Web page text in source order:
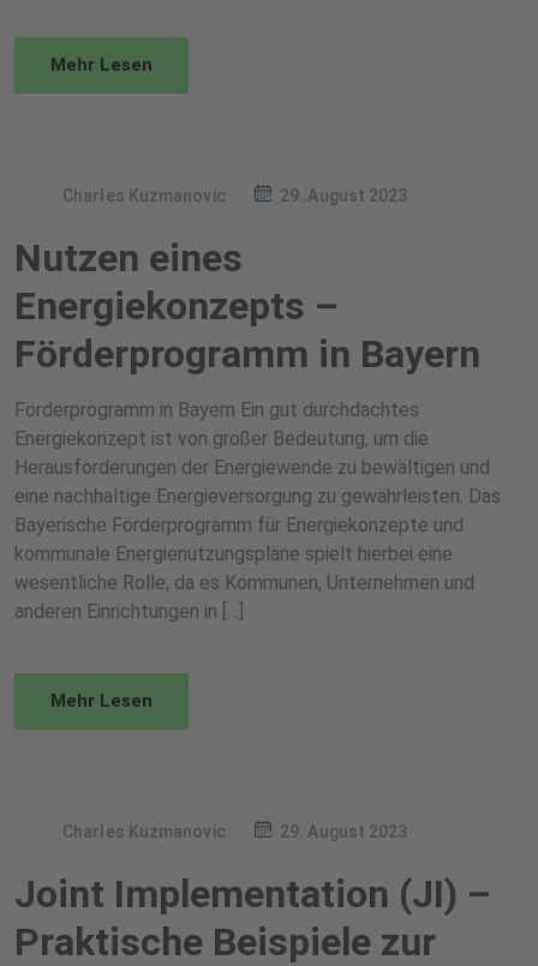
Mehr Lesen
Charles Kuzmanovic 29. August 2023
Nutzen eines
Energiekonzepts –
Förderprogramm in Bayern
Förderprogramm in Bayern Ein gut durchdachtes
Energiekonzept ist von großer Bedeutung, um die
Herausforderungen der Energiewende zu bewältigen und
eine nachhaltige Energieversorgung zu gewährleisten. Das
Bayerische Förderprogramm für Energiekonzepte und
kommunale Energienutzungspläne spielt hierbei eine
wesentliche Rolle, da es Kommunen, Unternehmen und
anderen Einrichtungen in […]
Mehr Lesen
Charles Kuzmanovic 29. August 2023
Joint Implementation (JI) –
Praktische Beispiele zur